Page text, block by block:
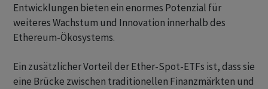
Entwicklungen bieten ein enormes Potenzial für
weiteres Wachstum und Innovation innerhalb des
Ethereum-Ökosystems.
Ein zusätzlicher Vorteil der Ether-Spot-ETFs ist, dass sie
eine Brücke zwischen traditionellen Finanzmärkten und